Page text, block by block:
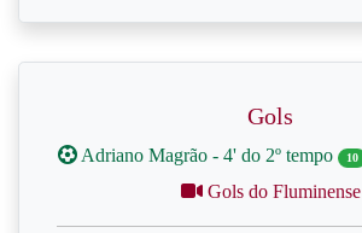
Gols
Adriano Magrão - 4' do 2º tempo 10
Gols do Fluminense